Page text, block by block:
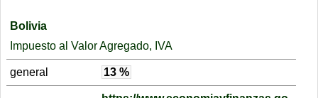
Bolivia
Impuesto al Valor Agregado, IVA
general 13 %